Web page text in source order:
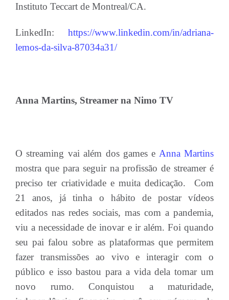
Instituto Teccart de Montreal/CA.
LinkedIn: https://www.linkedin.com/in/adriana-
lemos-da-silva-87034a31/
Anna Martins, Streamer na Nimo TV
O streaming vai além dos games e Anna Martins
mostra que para seguir na profissão de streamer é
preciso ter criatividade e muita dedicação. Com
21 anos, já tinha o hábito de postar vídeos
editados nas redes sociais, mas com a pandemia,
viu a necessidade de inovar e ir além. Foi quando
seu pai falou sobre as plataformas que permitem
fazer transmissões ao vivo e interagir com o
público e isso bastou para a vida dela tomar um
novo rumo. Conquistou a maturidade,